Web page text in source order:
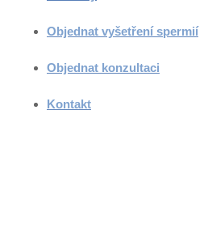
Objednat vyšetření spermií
Objednat konzultaci
Kontakt